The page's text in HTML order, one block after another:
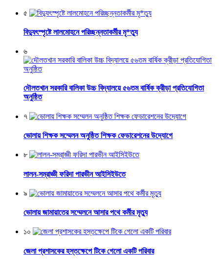
৫
বিদ্যুৎস্পৃষ্টে লালমোহনে পরিচ্ছন্নতাকর্মীর মৃ*ত্যু
৬
দৌলতখান সরকারি বালিকা উচ্চ বিদ্যালয়ে ৫৬তম বার্ষিক ক্রীড়া প্রতিযোগিতা
অনুষ্ঠিত
৭
ভোলায় শিক্ষক সম্মেলন অনুষ্ঠিত শিক্ষক ফেডারেশনের উদ্যোগে
৮
লালন-সম্রাজ্ঞী ফরিদা পারভীন আইসিইউতে
৯
ভোলায় জামায়াতের সম্মেলনে আসার পথে কর্মীর মৃত্যু
১০
জেলা প্রশাসকের হস্তক্ষেপে টিকে গেলো একটি পরিবার